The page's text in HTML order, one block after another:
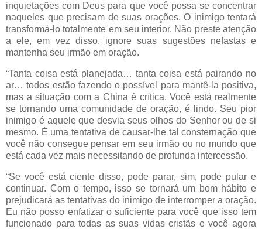
inquietações com Deus para que você possa se concentrar
naqueles que precisam de suas orações. O inimigo tentará
transformá-lo totalmente em seu interior. Não preste atenção
a ele, em vez disso, ignore suas sugestões nefastas e
mantenha seu irmão em oração.
“Tanta coisa está planejada… tanta coisa está pairando no
ar… todos estão fazendo o possível para mantê-la positiva,
mas a situação com a China é crítica. Você está realmente
se tornando uma comunidade de oração, é lindo. Seu pior
inimigo é aquele que desvia seus olhos do Senhor ou de si
mesmo. É uma tentativa de causar-lhe tal consternação que
você não consegue pensar em seu irmão ou no mundo que
está cada vez mais necessitando de profunda intercessão.
“Se você está ciente disso, pode parar, sim, pode pular e
continuar. Com o tempo, isso se tornará um bom hábito e
prejudicará as tentativas do inimigo de interromper a oração.
Eu não posso enfatizar o suficiente para você que isso tem
funcionado para todas as suas vidas cristãs e você agora